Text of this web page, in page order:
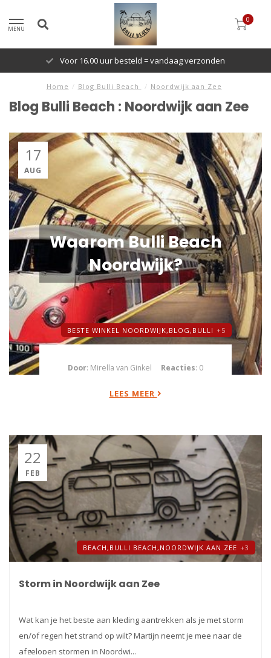
MENU
0
Voor 16.00 uur besteld = vandaag verzonden
Home / Blog Bulli Beach / Noordwijk aan Zee
Blog Bulli Beach : Noordwijk aan Zee
17
AUG
Waarom Bulli Beach
Noordwijk?
BESTE WINKEL NOORDWIJK, BLOG, BULLI +5
Door: Mirella van Ginkel Reacties: 0
LEES MEER
22
FEB
BEACH, BULLI BEACH, NOORDWIJK AAN ZEE +3
Storm in Noordwijk aan Zee
Wat kan je het beste aan kleding aantrekken als je met storm
en/of regen het strand op wilt? Martijn neemt je mee naar de
afgelopen stormen in Noordwi...